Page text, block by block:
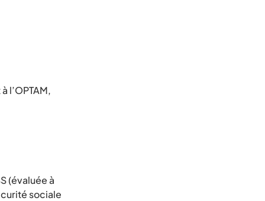
l’OPTAM,
(évaluée à
sociale